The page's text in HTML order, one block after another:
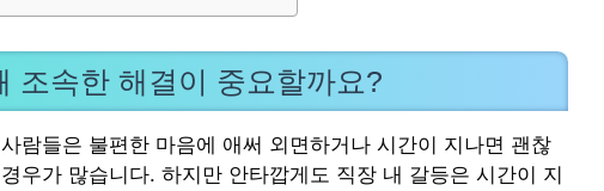
조속한 해결이 중요할까요?
람들은 불편한 마음에 애써 외면하거나 시간이 지나면 괜찮
우가 많습니다. 하지만 안타깝게도 직장 내 갈등은 시간이 지